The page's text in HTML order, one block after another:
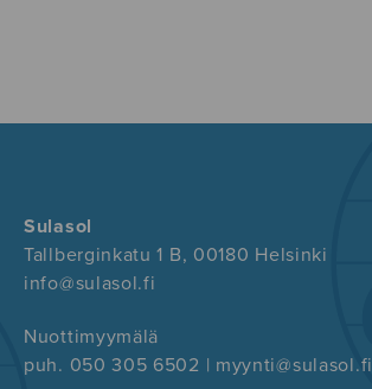
Sulasol
Tallberginkatu 1 B, 00180 Helsinki
info@sulasol.fi
Nuottimyymälä
puh. 050 305 6502 | myynti@sulasol.fi